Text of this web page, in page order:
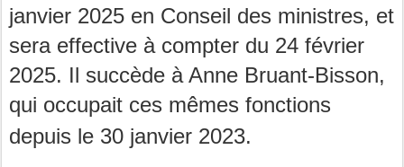
janvier 2025 en Conseil des ministres, et
sera effective à compter du 24 février
2025. Il succède à Anne Bruant-Bisson,
qui occupait ces mêmes fonctions
depuis le 30 janvier 2023.